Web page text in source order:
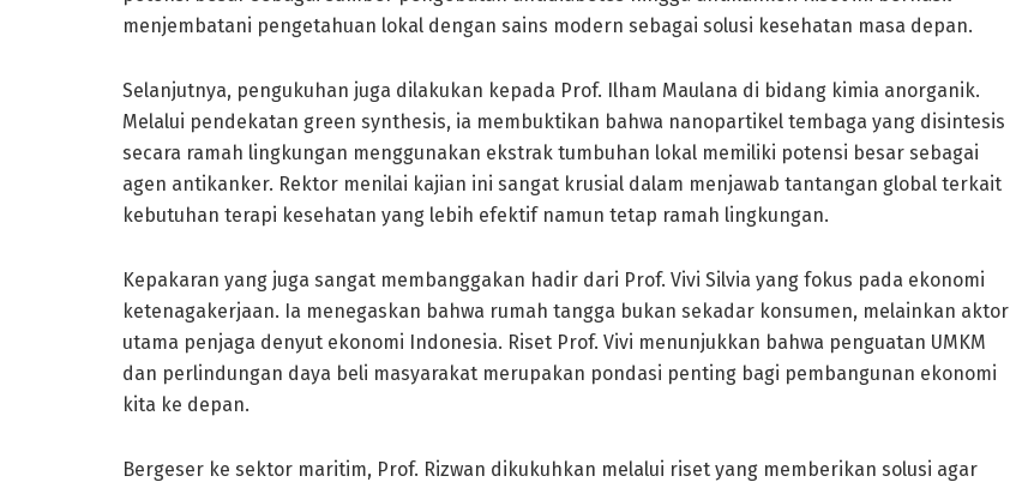
menjembatani pengetahuan lokal dengan sains modern sebagai solusi kesehatan masa depan.
Selanjutnya, pengukuhan juga dilakukan kepada Prof. Ilham Maulana di bidang kimia anorganik.
Melalui pendekatan green synthesis, ia membuktikan bahwa nanopartikel tembaga yang disintesis
secara ramah lingkungan menggunakan ekstrak tumbuhan lokal memiliki potensi besar sebagai
agen antikanker. Rektor menilai kajian ini sangat krusial dalam menjawab tantangan global terkait
kebutuhan terapi kesehatan yang lebih efektif namun tetap ramah lingkungan.
Kepakaran yang juga sangat membanggakan hadir dari Prof. Vivi Silvia yang fokus pada ekonomi
ketenagakerjaan. Ia menegaskan bahwa rumah tangga bukan sekadar konsumen, melainkan aktor
utama penjaga denyut ekonomi Indonesia. Riset Prof. Vivi menunjukkan bahwa penguatan UMKM
dan perlindungan daya beli masyarakat merupakan pondasi penting bagi pembangunan ekonomi
kita ke depan.
Bergeser ke sektor maritim, Prof. Rizwan dikukuhkan melalui riset yang memberikan solusi agar